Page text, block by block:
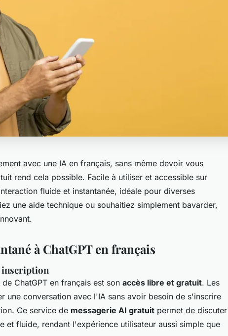
avec une IA en français, sans même devoir vous
rend cela possible. Facile à utiliser et accessible sur
fluide et instantanée, idéale pour diverses
une aide technique ou souhaitiez simplement bavarder,
à ChatGPT en français
inscription
ChatGPT en français est son accès libre et gratuit. Les
une conversation avec l'IA sans avoir besoin de s'inscrire
Ce service de messagerie AI gratuit permet de discuter
et fluide, rendant l'expérience utilisateur aussi simple que